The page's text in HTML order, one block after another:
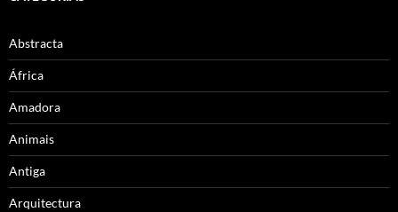
Abstracta
África
Amadora
Animais
Antiga
Arquitectura